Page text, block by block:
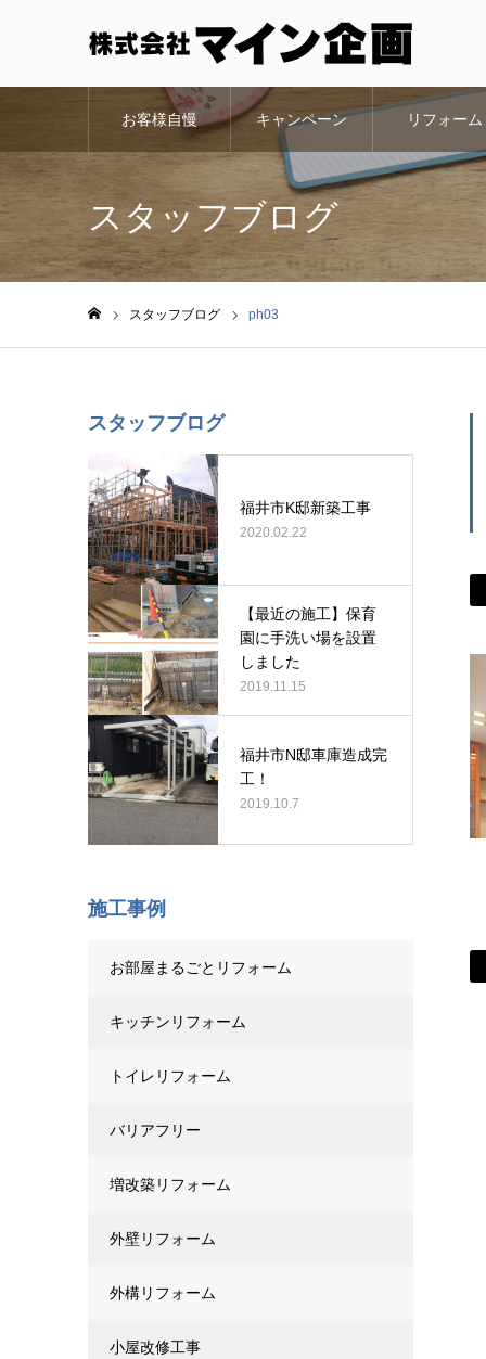
お客様自慢 キャンペーン リフォーム
スタッフブログ
スタッフブログ ph03
スタッフブログ
福井市K邸新築工事
2020.02.22
【最近の施工】保育
園に手洗い場を設置
しました
2019.11.15
福井市N邸車庫造成完
工！
2019.10.7
施工事例
お部屋まるごとリフォーム
キッチンリフォーム
トイレリフォーム
バリアフリー
増改築リフォーム
外壁リフォーム
外構リフォーム
小屋改修工事